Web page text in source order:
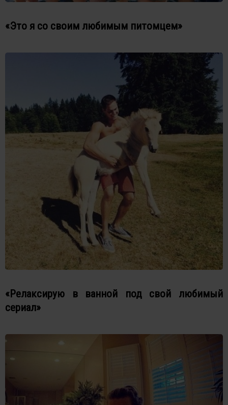
«Это я со своим любимым питомцем»
«Релаксирую в ванной под свой любимый
сериал»